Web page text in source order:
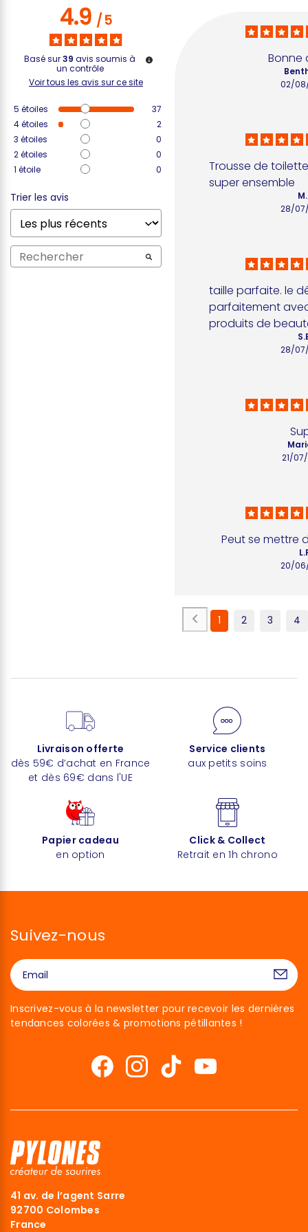
4.9/5
Basé sur39 avis soumis à
un contrôle
Voir tous les avis sur ce site
5 étoiles
37
4étoiles
2
3 étoiles
0
2étoiles
0
1 étoile 0
Trier les avis
Bonne
02/
Trousse de
super ensemble
28/
taille parfaite. le
parfaitement
produits de
28/
21/
Peut se mettre
20/
1 2 3 4
Livraison offerte
dès 59€ d’achat en France
et dès 69€ dans l'UE
Service clients
aux petits soins
Papier cadeau
en option
Click & Collect
Retrait en 1h chrono
Suivez-nous
Inscrivez-vous à la newsletter pour recevoir les dernières
tendances colorées & promotions pétillantes !
41 av. de l’agent Sarre
92700 Colombes
France